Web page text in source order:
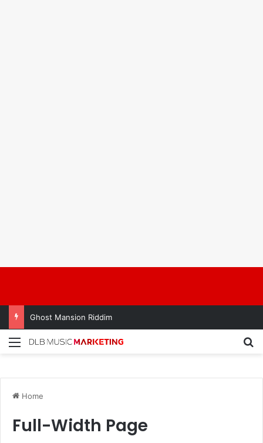
Ghost Mansion Riddim
Home
Full-Width Page